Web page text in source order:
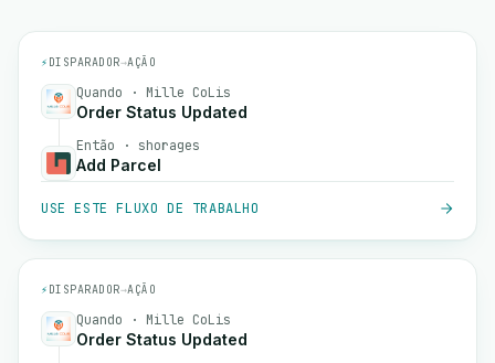
⚡ DISPARADOR→AÇÃO
Quando · Mille CoLis
Order Status Updated
Então · shorages
Add Parcel
USE ESTE FLUXO DE TRABALHO
⚡ DISPARADOR→AÇÃO
Quando · Mille CoLis
Order Status Updated